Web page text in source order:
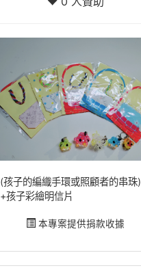
(孩子的編織手環或照顧者的串珠)
+孩子彩繪明信片
本專案提供捐款收據